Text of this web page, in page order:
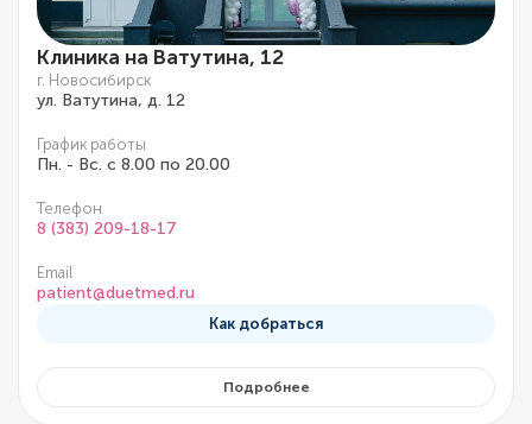
Клиника на Ватутина, 12
г. Новосибирск
ул. Ватутина, д. 12
График работы
Пн. - Вс. с 8.00 по 20.00
Телефон
8 (383) 209-18-17
Email
patient@duetmed.ru
Как добраться
Подробнее